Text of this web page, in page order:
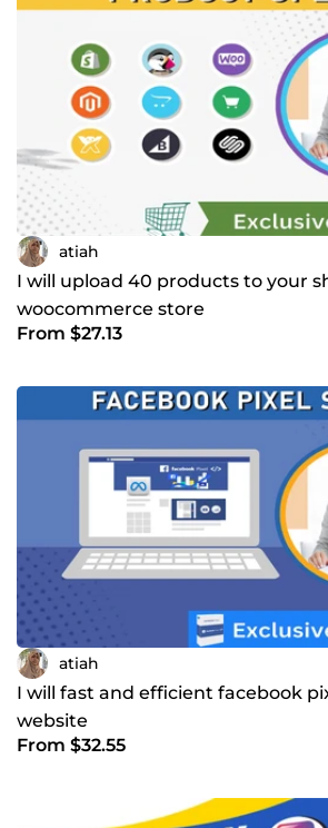
atiah
I will upload 40 products to your
woocommerce store
From $27.13
atiah
I will fast and efficient facebook
website
From $32.55